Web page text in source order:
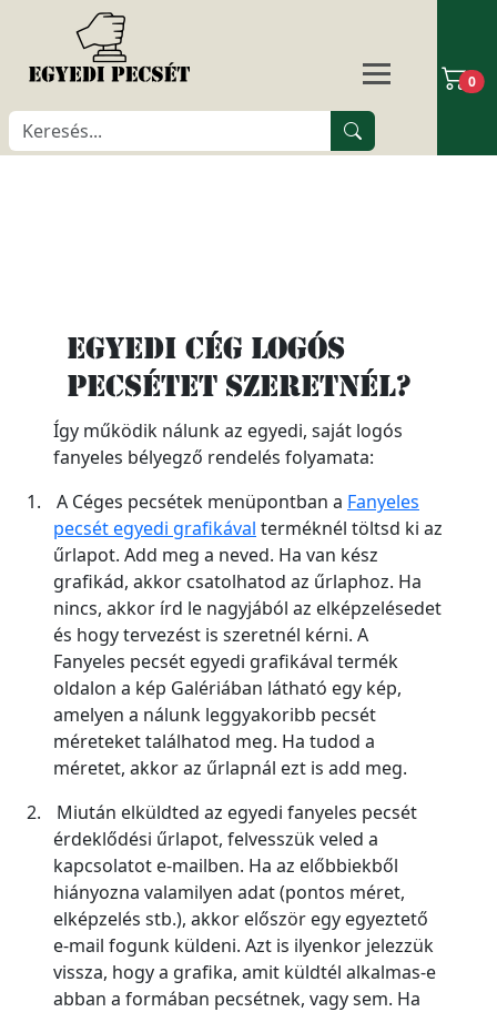
0
Egyedi cég logós
pecsétet szeretnél?
Így működik nálunk az egyedi, saját logós
fanyeles bélyegző rendelés folyamata:
1.
A Céges pecsétek menüpontban a Fanyeles
pecsét egyedi grafikával terméknél töltsd ki az
űrlapot. Add meg a neved. Ha van kész
grafikád, akkor csatolhatod az űrlaphoz. Ha
nincs, akkor írd le nagyjából az elképzelésedet
és hogy tervezést is szeretnél kérni. A
Fanyeles pecsét egyedi grafikával termék
oldalon a kép Galériában látható egy kép,
amelyen a nálunk leggyakoribb pecsét
méreteket találhatod meg. Ha tudod a
méretet, akkor az űrlapnál ezt is add meg.
2.
Miután elküldted az egyedi fanyeles pecsét
érdeklődési űrlapot, felvesszük veled a
kapcsolatot e-mailben. Ha az előbbiekből
hiányozna valamilyen adat (pontos méret,
elképzelés stb.), akkor először egy egyeztető
e-mail fogunk küldeni. Azt is ilyenkor jelezzük
vissza, hogy a grafika, amit küldtél alkalmas-e
abban a formában pecsétnek, vagy sem. Ha